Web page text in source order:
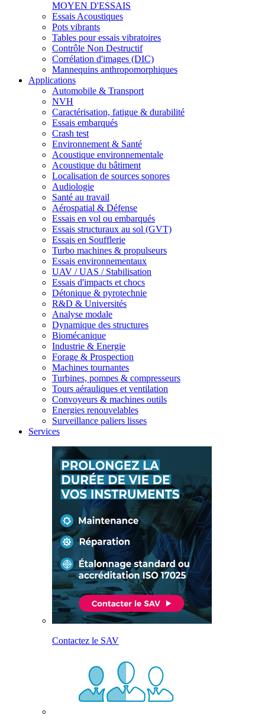
MOYEN D'ESSAIS
Essais Acoustiques
Pots vibrants
Tables pour essais vibratoires
Contrôle Non Destructif
Corrélation d'images (DIC)
Mannequins anthropomorphiques
Applications
Automobile & Transport
NVH
Caractérisation, fatigue & durabilité
Essais embarqués
Crash test
Environnement & Santé
Acoustique environnementale
Acoustique du bâtiment
Localisation de sources sonores
Audiologie
Santé au travail
Aérospatial & Défense
Essais en vol ou embarqués
Essais structuraux au sol (GVT)
Essais en Soufflerie
Turbo machines & propulseurs
Essais environnementaux
UAV / UAS / Stabilisation
Essais d'impacts et chocs
Détonique & pyrotechnie
R&D & Universités
Analyse modale
Dynamique des structures
Biomécanique
Industrie & Energie
Forage & Prospection
Machines tournantes
Turbines, pompes & compresseurs
Tours aérauliques et ventilation
Convoyeurs & machines outils
Energies renouvelables
Surveillance paliers lisses
Services
Contactez le SAV